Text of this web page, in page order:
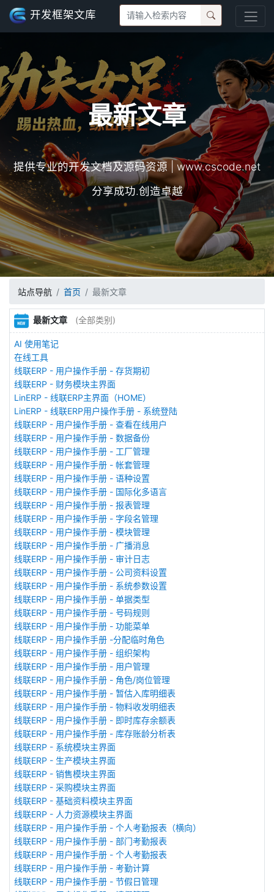
开发框架文库
最新文章
提供专业的开发文档及源码资源 | www.cscode.net
分享成功.创造卓越
站点导航 首页 最新文章
最新文章 (全部类别)
AI 使用笔记
在线工具
线联ERP - 用户操作手册 - 存货期初
线联ERP - 财务模块主界面
LinERP - 线联ERP主界面（HOME）
LinERP - 线联ERP用户操作手册 - 系统登陆
线联ERP - 用户操作手册 - 查看在线用户
线联ERP - 用户操作手册 - 数据备份
线联ERP - 用户操作手册 - 工厂管理
线联ERP - 用户操作手册 - 帐套管理
线联ERP - 用户操作手册 - 语种设置
线联ERP - 用户操作手册 - 国际化多语言
线联ERP - 用户操作手册 - 报表管理
线联ERP - 用户操作手册 - 字段名管理
线联ERP - 用户操作手册 - 模块管理
线联ERP - 用户操作手册 - 广播消息
线联ERP - 用户操作手册 - 审计日志
线联ERP - 用户操作手册 - 公司资料设置
线联ERP - 用户操作手册 - 系统参数设置
线联ERP - 用户操作手册 - 单据类型
线联ERP - 用户操作手册 - 号码规则
线联ERP - 用户操作手册 - 功能菜单
线联ERP - 用户操作手册 -分配临时角色
线联ERP - 用户操作手册 - 组织架构
线联ERP - 用户操作手册 - 用户管理
线联ERP - 用户操作手册 - 角色/岗位管理
线联ERP - 用户操作手册 - 暂估入库明细表
线联ERP - 用户操作手册 - 物料收发明细表
线联ERP - 用户操作手册 - 即时库存余额表
线联ERP - 用户操作手册 - 库存账龄分析表
线联ERP - 系统模块主界面
线联ERP - 生产模块主界面
线联ERP - 销售模块主界面
线联ERP - 采购模块主界面
线联ERP - 基础资料模块主界面
线联ERP - 人力资源模块主界面
线联ERP - 用户操作手册 - 个人考勤报表（横向）
线联ERP - 用户操作手册 - 部门考勤报表
线联ERP - 用户操作手册 - 个人考勤报表
线联ERP - 用户操作手册 - 考勤计算
线联ERP - 用户操作手册 - 节假日管理